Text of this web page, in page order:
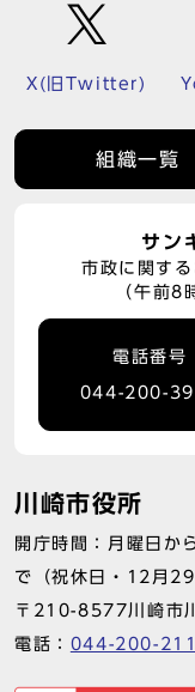
X(旧Twitter)
組織一覧
サン
市政に関す
（午前8
電話番号
044-200-
川崎市役所
開庁時間：月曜日か
で（祝休日・12月
〒210-8577川崎市
電話： 044-200-